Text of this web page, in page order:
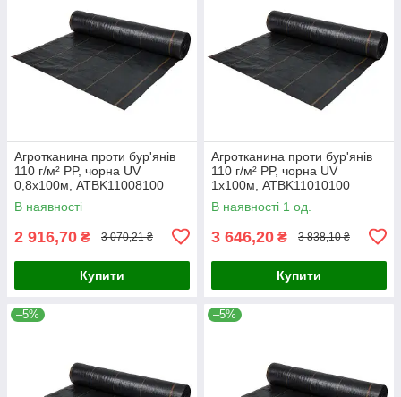
Агротканина проти бур'янів
110 г/м² PP, чорна UV
0,8х100м, ATBK11008100
В наявності
2 916,70 ₴ 3 070,21 ₴
Купити
Агротканина проти бур'янів
110 г/м² PP, чорна UV
1х100м, ATBK11010100
В наявності 1 од.
3 646,20 ₴ 3 838,10 ₴
Купити
–5% –5%